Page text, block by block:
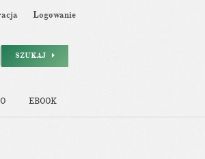
Logowanie
SZUKAJ
EBOOK